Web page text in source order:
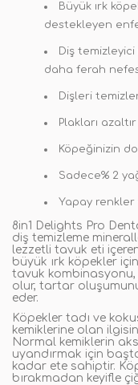
Büyük ırk
destekleyen
Diş temizleyici
daha ferah
Dişleri
Plakları
Köpeğinizin
Sadece% 2
Yapay renkler
8in1 Delights Pro
diş temizleme
lezzetli tavuk eti
büyük ırk köpekler
tavuk kombinasyonu,
olur, tartar
eder.
Köpekler tadı ve
kemiklerine olan
Normal kemiklerin
uyandırmak için
kadar ete sahiptir.
bırakmadan keyifle